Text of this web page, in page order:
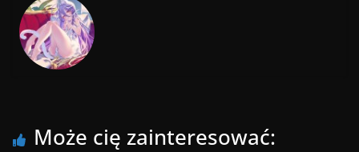
Może cię zainteresować: